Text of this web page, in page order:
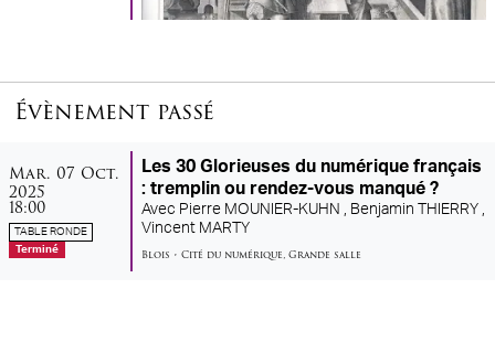
Évènement passé
mardi
Mar. 07 octobre
Oct.
2025
18:00
TABLE RONDE
Terminé
Les 30 Glorieuses du numérique français
: tremplin ou rendez-vous manqué ?
Avec Pierre MOUNIER-KUHN , Benjamin THIERRY ,
Vincent MARTY
Blois • Cité du numérique, Grande salle